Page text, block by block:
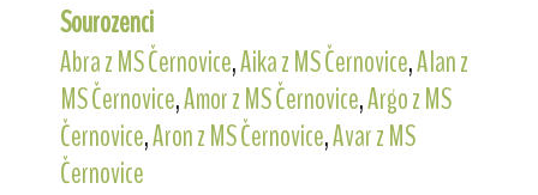
Sourozenci
Abra z MS Černovice,Aika z MS Černovice,Alan z
MS Černovice,Amor z MS Černovice,Argo z MS
Černovice,Aron z MS Černovice,Avar z MS
Černovice